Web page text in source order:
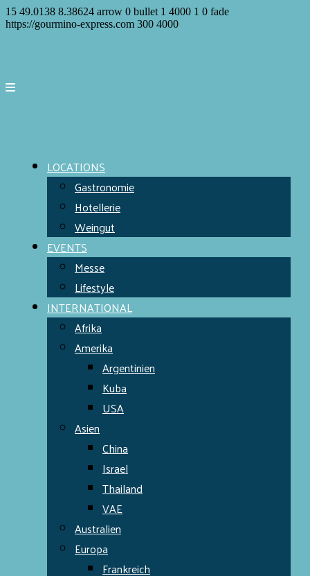
15 49.0138 8.38624 arrow 0 bullet 1 4000 1 0 fade
https://gourmino-express.com 300 4000
LOCATIONS
Gastronomie
Hotellerie
Weingut
EVENTS
Messe
Lifestyle
INTERNATIONAL
Afrika
Amerika
Argentinien
Kuba
USA
Asien
China
Israel
Thailand
VAE
Australien
Europa
Frankreich